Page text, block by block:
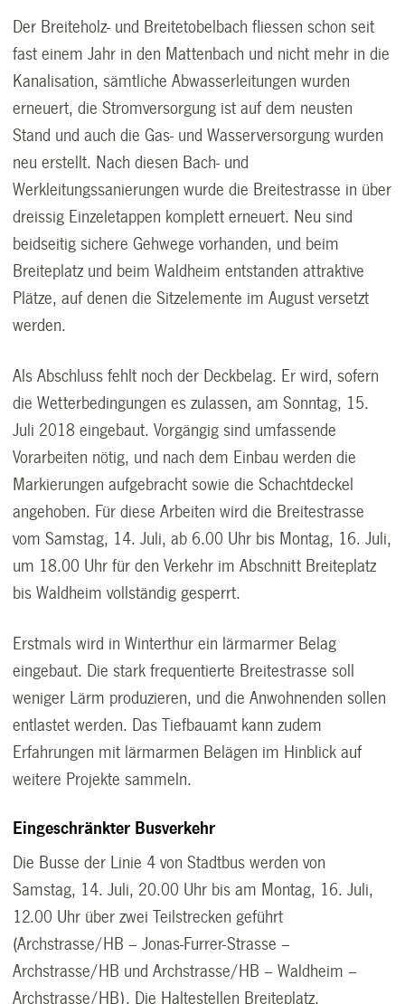
Der Breiteholz- und Breitetobelbach fliessen schon seit
fast einem Jahr in den Mattenbach und nicht mehr in die
Kanalisation, sämtliche Abwasserleitungen wurden
erneuert, die Stromversor­gung ist auf dem neusten
Stand und auch die Gas- und Wasserversorgung wurden
neu erstellt. Nach diesen Bach- und
Werkleitungssanierungen wurde die Breitestrasse in über
dreissig Einzeletappen komplett erneuert. Neu sind
beidseitig sichere Gehwege vorhanden, und beim
Breiteplatz und beim Waldheim entstanden attraktive
Plätze, auf denen die Sitzelemente im August versetzt
werden.
Als Abschluss fehlt noch der Deckbelag. Er wird, sofern
die Wetterbedingungen es zulassen, am Sonntag, 15.
Juli 2018 eingebaut. Vorgängig sind umfassende
Vorarbeiten nötig, und nach dem Einbau werden die
Markierungen aufgebracht sowie die Schachtdeckel
angehoben. Für diese Arbeiten wird die Breitestrasse
vom Samstag, 14. Juli, ab 6.00 Uhr bis Montag, 16. Juli,
um 18.00 Uhr für den Verkehr im Abschnitt Breiteplatz
bis Waldheim vollständig gesperrt.
Erstmals wird in Winterthur ein lärmarmer Belag
eingebaut. Die stark frequentierte Breitestrasse soll
weniger Lärm produzieren, und die Anwohnenden sollen
entlastet werden. Das Tiefbauamt kann zudem
Erfahrungen mit lärmarmen Belägen im Hinblick auf
weitere Projekte sammeln.
Eingeschränkter Busverkehr
Die Busse der Linie 4 von Stadtbus werden von
Samstag, 14. Juli, 20.00 Uhr bis am Montag, 16. Juli,
12.00 Uhr über zwei Teilstrecken geführt
(Archstrasse/HB – Jonas-Furrer-Strasse –
Archstrasse/HB und Archstrasse/HB – Waldheim –
Archstrasse/HB). Die Haltestellen Breite­platz,